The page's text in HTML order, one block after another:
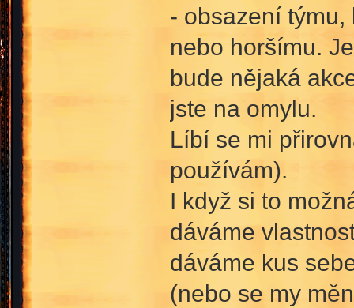
- obsazení
nebo horšímu.
bude nějaká
jste na omylu.
Líbí se mi
používám).
I když si to
dáváme
dáváme kus
(nebo se my